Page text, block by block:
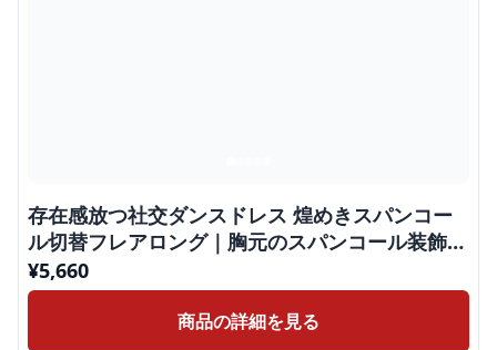
存在感放つ社交ダンスドレス 煌めきスパンコー
ル切替フレアロング｜胸元のスパンコール装飾と
大胆なフレアスカートが特徴
¥5,660
商品の詳細を見る